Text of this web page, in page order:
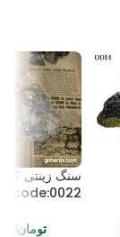
سنگ زینتی
code:0022
تومان